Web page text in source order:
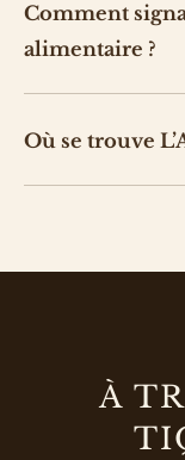
Comment
alimentaire ?
Où se trouve
À